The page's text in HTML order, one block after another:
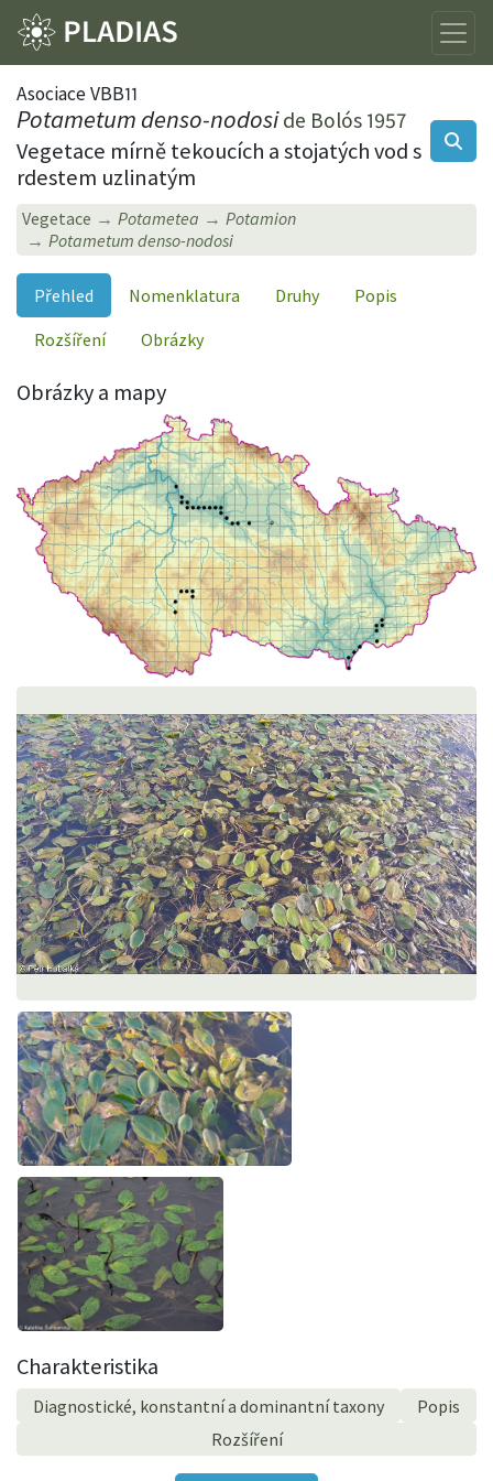
Asociace VBB11
Potametum denso-nodosi de Bolós 1957
Vegetace mírně tekoucích a stojatých vod s
rdestem uzlinatým
Vegetace Potametea
Potamion
Potametum denso-nodosi
Přehled Nomenklatura Druhy
Popis
Rozšíření
Obrázky
Obrázky a mapy
Charakteristika
Diagnostické, konstantní a dominantní taxony
Popis
Rozšíření